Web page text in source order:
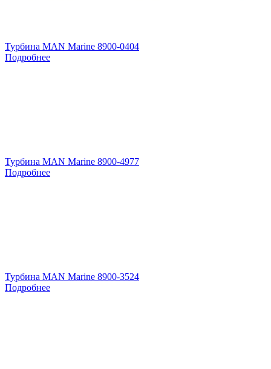
Турбина MAN Marine 8900-0404
Подробнее
Турбина MAN Marine 8900-4977
Подробнее
Турбина MAN Marine 8900-3524
Подробнее